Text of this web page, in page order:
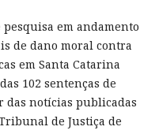
em andamento
de dano moral contra
em Santa Catarina
102 sentenças de
notícias publicadas
de Justiça de